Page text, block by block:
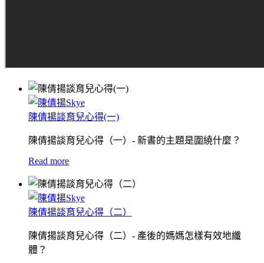
陳倩揚談育兒心得(一)
陳倩揚談育兒心得（一）- 新書的主題是圍繞什麼？
Read more
陳倩揚談育兒心得（二）
陳倩揚談育兒心得（二）- 產後的媽媽怎樣有效地纖
體？